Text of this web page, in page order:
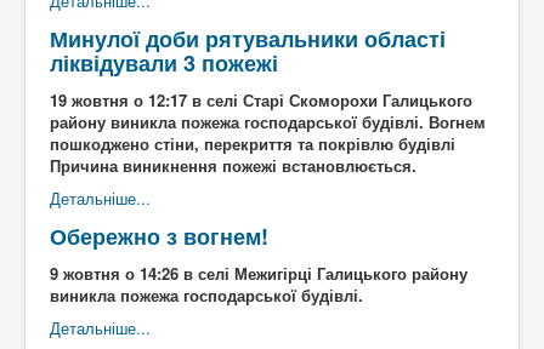
Минулої доби рятувальники області
ліквідували 3 пожежі
19 жовтня о 12:17 в селі Старі Скоморохи Галицького
району виникла пожежа господарської будівлі. Вогнем
пошкоджено стіни, перекриття та покрівлю будівлі
Причина виникнення пожежі встановлюється.
Детальніше...
Обережно з вогнем!
9 жовтня о 14:26 в селі Межигірці Галицького району
виникла пожежа господарської будівлі.
Детальніше...